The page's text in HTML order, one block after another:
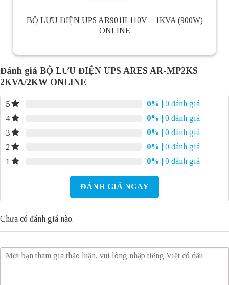
BỘ LƯU ĐIỆN UPS AR901II 110V – 1KVA (900W)
ONLINE
Đánh giá BỘ LƯU ĐIỆN UPS ARES AR-MP2KS
2KVA/2KW ONLINE
5 0%
| 0 đánh giá
4
0%
| 0 đánh giá
3
0%
| 0 đánh giá
2
0%
| 0 đánh giá
1
0% | 0 đánh giá
ĐÁNH GIÁ NGAY
Chưa có đánh giá nào.